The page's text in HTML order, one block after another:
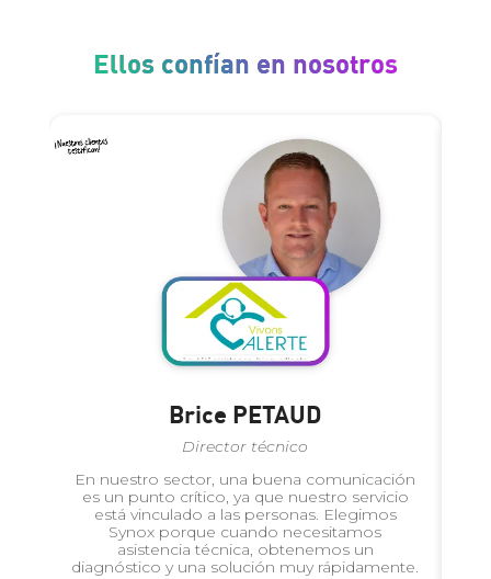
Ellos confían en nosotros
Brice PETAUD
Director técnico
En nuestro sector, una buena comunicación
es un punto crítico, ya que nuestro servicio
está vinculado a las personas. Elegimos
Synox porque cuando necesitamos
asistencia técnica, obtenemos un
diagnóstico y una solución muy rápidamente.